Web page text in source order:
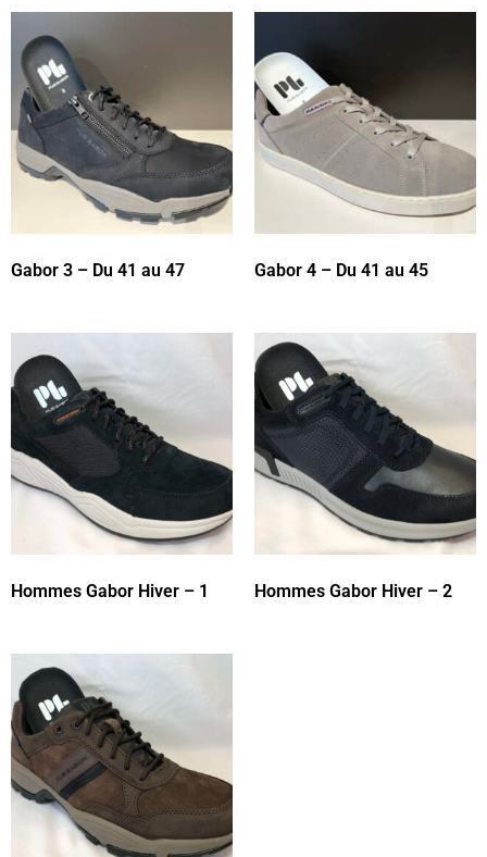
Gabor 3 – Du 41 au 47 Gabor 4 – Du 41 au 45
Hommes Gabor Hiver – 1 Hommes Gabor Hiver – 2